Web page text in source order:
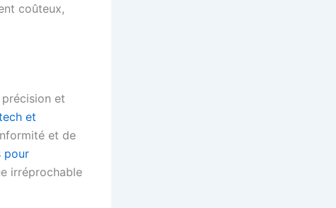
coûteux,
et
et
et de
pour
irréprochable